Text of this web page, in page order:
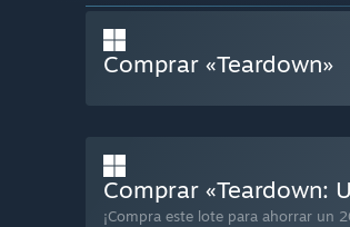
Comprar «Teardown»
Comprar «Teardown:
¡Compra este lote para ahorrar un